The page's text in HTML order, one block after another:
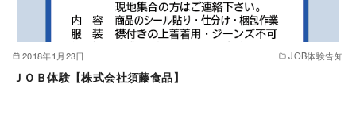
2018年1月23日 JOB体験告知
ＪＯＢ体験【株式会社須藤食品】